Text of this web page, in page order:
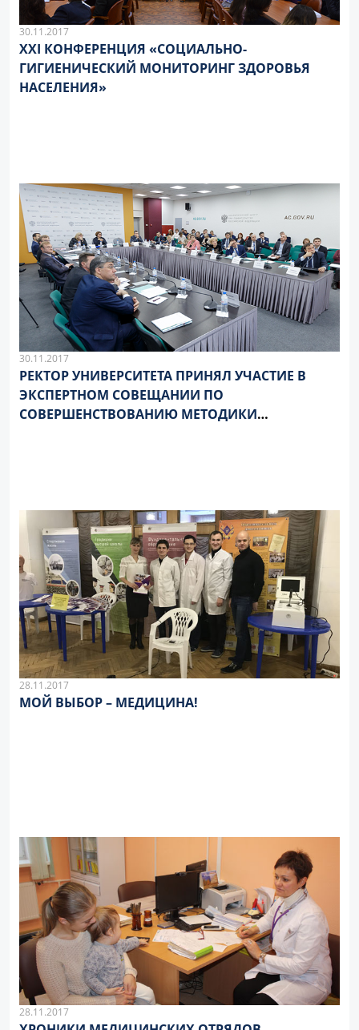
30.11.2017
XXI КОНФЕРЕНЦИЯ «СОЦИАЛЬНО-
ГИГИЕНИЧЕСКИЙ МОНИТОРИНГ ЗДОРОВЬЯ
НАСЕЛЕНИЯ»
30.11.2017
РЕКТОР УНИВЕРСИТЕТА ПРИНЯЛ УЧАСТИЕ В
ЭКСПЕРТНОМ СОВЕЩАНИИ ПО
СОВЕРШЕНСТВОВАНИЮ МЕТОДИКИ
28.11.2017
МОЙ ВЫБОР – МЕДИЦИНА!
28.11.2017